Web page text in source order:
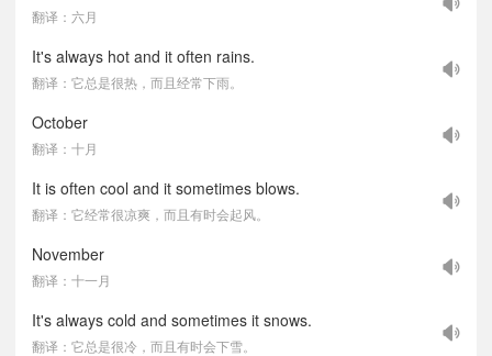
翻译：六月
It's always hot and it often rains.
翻译：它总是很热，而且经常下雨。
October
翻译：十月
It is often cool and it sometimes blows.
翻译：它经常很凉爽，而且有时会起风。
November
翻译：十一月
It's always cold and sometimes it snows.
翻译：它总是很冷，而且有时会下雪。